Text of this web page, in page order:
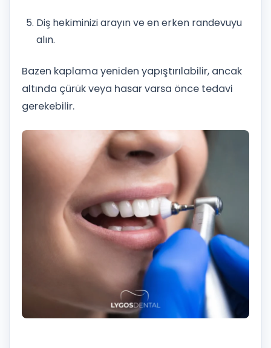
Diş hekiminizi arayın ve en erken randevuyu
alın.
Bazen kaplama yeniden yapıştırılabilir, ancak
altında çürük veya hasar varsa önce tedavi
gerekebilir.